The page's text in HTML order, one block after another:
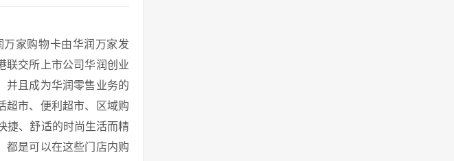
家购物卡由华润万家发
联交所上市公司华润创业
并且成为华润零售业务的
超市、便利超市、区域购
捷、舒适的时尚生活而精
都是可以在这些门店内购